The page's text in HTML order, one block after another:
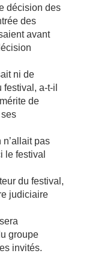
décision des
des
avant
ni de
festival, a-t-il
de
n’allait pas
le festival
du festival,
judiciaire
groupe
invités.